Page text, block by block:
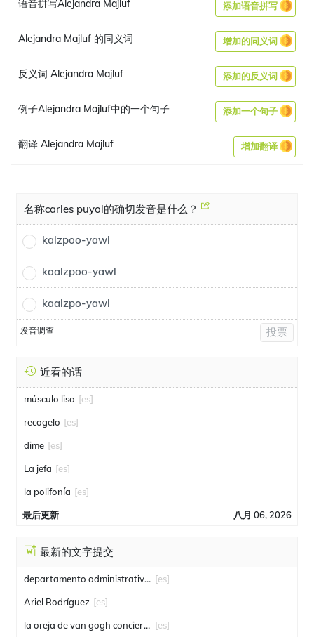
语音拼写Alejandra Majluf 添加语音拼写
Alejandra Majluf 的同义词 增加的同义词
反义词 Alejandra Majluf 添加的反义词
例子Alejandra Majluf中的一个句子 添加一个句子
翻译 Alejandra Majluf 增加翻译
名称carles puyol的确切发音是什么？
kalzpoo-yawl
kaalzpoo-yawl
kaalzpo-yawl
发音调查 投票
近看的话
músculo liso [es]
recogelo [es]
dime [es]
La jefa [es]
la polifonía [es]
最后更新 八月 06, 2026
最新的文字提交
departamento administrativo de seguridad [es]
Ariel Rodríguez [es]
la oreja de van gogh conciertos [es]